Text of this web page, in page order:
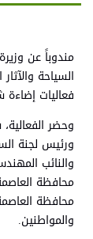
مندوباً عن
السياحة
فعاليات
وحضر
ورئيس لجنة
والنائب
محافظة
محافظة
والمواطنين.